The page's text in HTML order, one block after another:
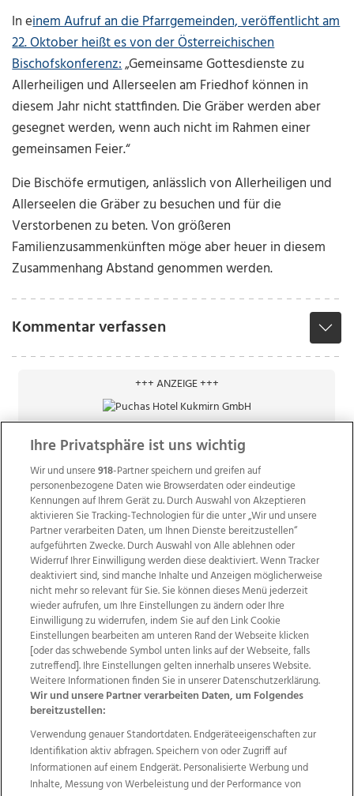
In einem Aufruf an die Pfarrgemeinden, veröffentlicht am
22. Oktober heißt es von derÖsterreichischen
Bischofskonferenz:„Gemeinsame Gottesdienste zu
Allerheiligen und Allerseelen am Friedhof können in
diesem Jahr nicht stattfinden. Die Gräber werden aber
gesegnet werden, wenn auch nicht im Rahmen einer
gemeinsamen Feier.“
Die Bischöfe ermutigen, anlässlich von Allerheiligen und
Allerseelen die Gräber zu besuchen und für die
Verstorbenen zu beten. Von größeren
Familienzusammenkünften möge aber heuer in diesem
Zusammenhang Abstand genommen werden.
Kommentar verfassen
+++ ANZEIGE +++
Wir über uns Mediadaten Kontakt
Jobs
Datenschutz
Impressum
AGB Anzeigekunden
AGB Website
Ehrenkodex Politische Werbung
Weitere Angebote des Medienhauses Wimmer
TV1 di-mog-i.at OÖNow
Ischler Woche
Life Radio
OÖNachrichten
OÖN Immobilien
Ihre Privatsphäre ist uns wichtig
Wir und unsere918-Partner speichern und greifen auf
personenbezogene Daten wie Browserdaten oder eindeutige
Kennungen auf Ihrem Gerät zu. Durch Auswahl von Akzeptieren
aktivieren Sie Tracking-Technologien für die unter „Wir und unsere
Partner verarbeiten Daten, um Ihnen Dienste bereitzustellen“
aufgeführten Zwecke. Durch Auswahl von Alle ablehnen oder
Widerruf Ihrer Einwilligung werden diese deaktiviert. Wenn Tracker
deaktiviert sind, sind manche Inhalte und Anzeigen möglicherweise
nicht mehr so relevant für Sie. Sie können dieses Menü jederzeit
wieder aufrufen, um Ihre Einstellungen zu ändern oder Ihre
Einwilligung zu widerrufen, indem Sie auf den Link Cookie
Einstellungen bearbeiten am unteren Rand der Webseite klicken
[oder das schwebende Symbol unten links auf der Webseite, falls
zutreffend]. Ihre Einstellungen gelten innerhalb unseres Website.
Weitere Informationen finden Sie in unserer Datenschutzerklärung.
Wir und unsere Partner verarbeiten Daten, um Folgendes
bereitzustellen:
Verwendung genauer Standortdaten. Endgeräteeigenschaften zur
Identifikation aktiv abfragen. Speichern von oder Zugriff auf
Informationen auf einem Endgerät. Personalisierte Werbung und
Inhalte, Messung von Werbeleistung und der Performance von